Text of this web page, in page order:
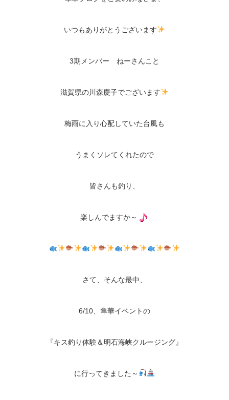
いつもありがとうございます
3期メンバー ねーさんこと
滋賀県の川森慶子でございます
梅雨に入り心配していた台風も
うまくソレてくれたので
皆さんも釣り、
楽しんでますか～
さて、そんな最中、
6/10、隼華イベントの
『キス釣り体験＆明石海峡クルージング』
に行ってきました～